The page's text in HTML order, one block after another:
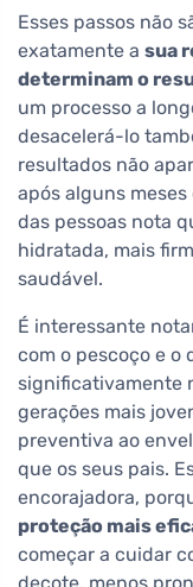
Esses passos não
exatamente a sua
determinam o
um processo a
desacelerá-lo
resultados não
após alguns
das pessoas nota
hidratada, mais
saudável.
É interessante
com o pescoço e o
significativamente
gerações mais
preventiva ao
que os seus pais.
encorajadora,
proteção mais
começar a cuidar